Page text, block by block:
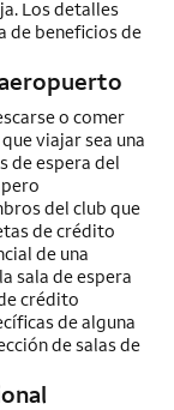
Los detalles
de beneficios de
o comer
viajar sea una
de espera del
del club que
de crédito
de una
sala de espera
crédito
de alguna
de salas de